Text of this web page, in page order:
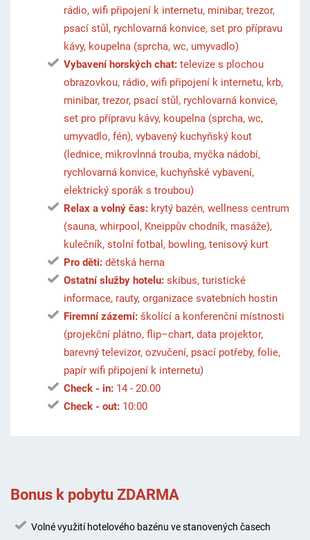
rádio, wifi připojení k internetu, minibar, trezor,
psací stůl, rychlovarná konvice, set pro přípravu
kávy, koupelna (sprcha, wc, umyvadlo)
Vybavení horských chat: televize s plochou
obrazovkou, rádio, wifi připojení k internetu, krb,
minibar, trezor, psací stůl, rychlovarná konvice,
set pro přípravu kávy, koupelna (sprcha, wc,
umyvadlo, fén), vybavený kuchyňský kout
(lednice, mikrovlnná trouba, myčka nádobí,
rychlovarná konvice, kuchyňské vybavení,
elektrický sporák s troubou)
Relax a volný čas: krytý bazén, wellness centrum
(sauna, whirpool, Kneippův chodník, masáže),
kulečník, stolní fotbal, bowling, tenisový kurt
Pro děti: dětská herna
Ostatní služby hotelu:skibus, turistické
informace, rauty, organizace svatebních hostin
Firemní zázemí:školící a konferenční místnosti
(projekční plátno, flip–chart, data projektor,
barevný televizor, ozvučení, psací potřeby, folie,
papír wifi připojení k internetu)
Check - in: 14 - 20.00
Check - out: 10:00
Bonus k pobytu ZDARMA
Volné využití hotelového bazénu ve stanovených časech